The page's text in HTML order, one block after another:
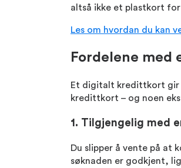
altså ikke et plastkort
Les om hvordan du kan
Fordelene
Et digitalt kredittkort gir
kredittkort – og noen
1. Tilgjengelig med
Du slipper å vente på at
søknaden er godkjent,